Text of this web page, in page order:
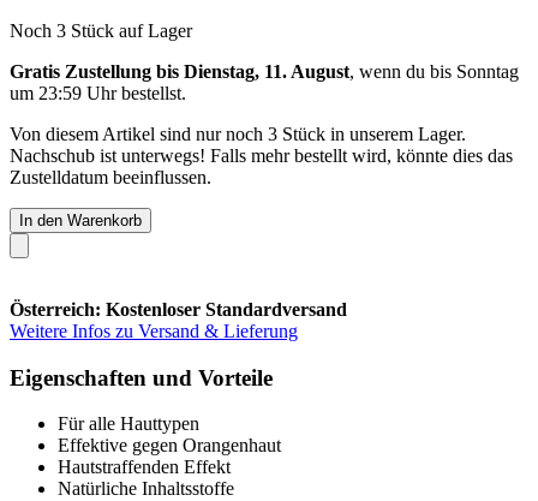
Noch 3 Stück auf Lager
Gratis Zustellung bis Dienstag, 11. August, wenn du bis Sonntag
um 23:59 Uhrbestellst.
Von diesem Artikel sind nur noch 3 Stück in unserem Lager.
Nachschub ist unterwegs! Falls mehr bestellt wird, könnte dies das
Zustelldatum beeinflussen.
In den Warenkorb
Österreich: Kostenloser Standardversand
Weitere Infos zu Versand & Lieferung
Eigenschaften und Vorteile
Für alle Hauttypen
Effektive gegen Orangenhaut
Hautstraffenden Effekt
Natürliche Inhaltsstoffe